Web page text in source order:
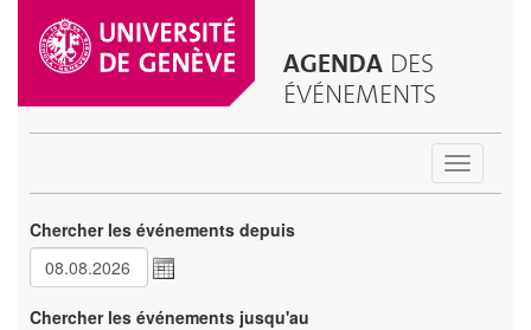
AGENDA DES
ÉVÉNEMENTS
Toggle
Chercher les événements depuis
Chercher les événements jusqu'au